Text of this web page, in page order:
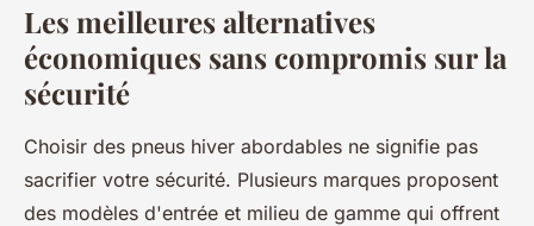
Les meilleures alternatives
économiques sans compromis sur la
sécurité
Choisir des pneus hiver abordables ne signifie pas
sacrifier votre sécurité. Plusieurs marques proposent
des modèles d'entrée et milieu de gamme qui offrent